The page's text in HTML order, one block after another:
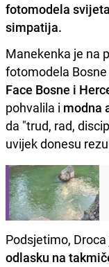
fotomodela svijeta
simpatija.
Manekenka je na
fotomodela
Face Bosne i
pohvalila i modna
da "trud, rad,
uvijek donesu
Podsjetimo,
odlasku na